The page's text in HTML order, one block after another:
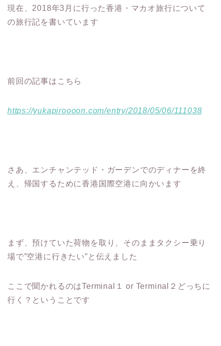
現在、2018年3月に行った香港・マカオ旅行について
の旅行記を書いています
前回の記事はこちら
https://yukapiroooon.com/entry/2018/05/06/111038
さあ、エンチャンテッド・ガーデンでのディナーを終
え、帰国するために香港国際空港に向かいます
まず、預けていた荷物を取り、そのままタクシー乗り
場で”空港に行きたい”と伝えました
ここで聞かれるのはTerminal１ or Terminal２どっちに
行く？ということです